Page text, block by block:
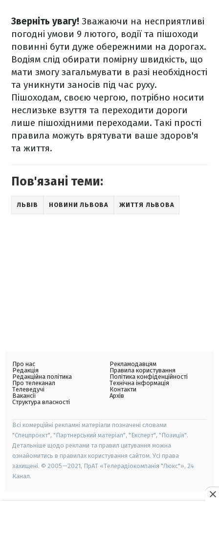
Зверніть увагу! Зважаючи на несприятливі
погодні умови 9 лютого, водії та пішоходи
повинні бути дуже обережними на дорогах.
Водіям слід обирати помірну швидкість, що
мати змогу загальмувати в разі необхідності
та уникнути заносів під час руху.
Пішоходам, своєю чергою, потрібно носити
неслизьке взуття та переходити дороги
лише пішохідними переходами. Такі прості
правила можуть врятувати ваше здоров'я
та життя.
Пов'язані теми:
ЛЬВІВ НОВИНИ ЛЬВОВА ЖИТТЯ ЛЬВОВА
Про нас
Редакція
Редакційна політика
Про телеканал
Телеведучі
Вакансії
Структура власності
Рекламодавцям
Правила користування
Політика конфіденційності
Технічна інформація
Контакти
Архів
Всі комерційні рекламні матеріали позначені словами
"Спецпроєкт", "Партнерський матеріал", "Експерт", "Позиція".
Детальніше щодо реклами та правил цитування можна
ознайомитись в правилах користування сайтом. Усі права
захищені. © 2005—2021, ПрАТ «Телерадіокомпанія "Люкс"», 24
Канал.